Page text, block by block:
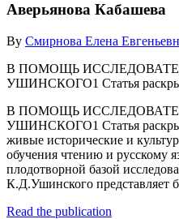
Аверьянова Кабашева
By Смирнова Елена
В ПОМОЩЬ
УШИНСКОГО1 Статья
В ПОМОЩЬ
УШИНСКОГО1 Статья
живые исторические и
обучения чтению и русскому
плодотворной базой
К.Д.Ушинского представляет
Read the publication